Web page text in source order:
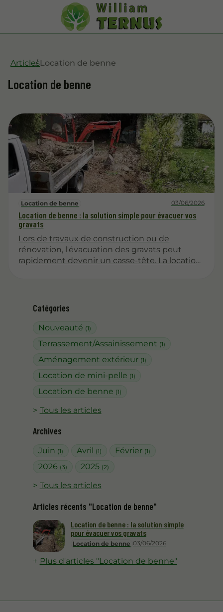
Catégories
Nouveauté (1)
Terrassement/Assainissement (1)
Aménagement extérieur (1)
Location de mini-pelle (1)
Location de benne (1)
Tous les articles
Archives
Juin (1) Avril (1) Février (1)
2026 (3) 2025 (2)
Tous les articles
Articles récents "Location de benne"
Location de benne 03/06/2026
Location de benne : la solution simple
pour évacuer vos gravats
Plus d'articles "Location de benne"
ArticlesLocation de benne
Location de benne
Location de benne 03/06/2026
Location de benne : la solution simple pour évacuer vos
gravats
Lors de travaux de construction ou de
rénovation, l'évacuation des gravats peut
rapidement devenir un casse-tête. La location
facettes de cette option, en mettant en
lumière son utilité, ses avantages, et les
étapes à suivre pour en bénéficier